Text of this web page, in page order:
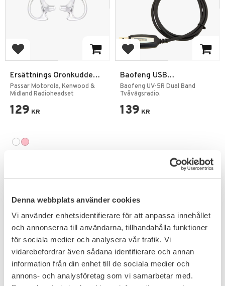
Denna webbplats använder cookies
Vi använder enhetsidentifierare för att anpassa innehållet
och annonserna till användarna, tillhandahålla funktioner
för sociala medier och analysera vår trafik. Vi
vidarebefordrar även sådana identifierare och annan
information från din enhet till de sociala medier och
annons- och analysföretag som vi samarbetar med.
Lägg till i favoriter
Ersättnings Öronkudde
för Hörsnäcka
Passar Motorola, Kenwood &
Midland Radioheadset
129 KR
Lägg till i favoriter
Baofeng USB
Programeringskabel
Baofeng UV-5R Dual Band
Tvåvägsradio.
139 KR
Lägg till i favoriter Lägg till i favoriter